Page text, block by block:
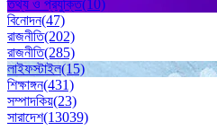
তথ্য ও প্রযুক্তি(10)
বিনোদন(47)
রাজনীতি(202)
রাজনীতি(285)
লাইফস্টাইল(15)
শিক্ষাঙ্গন(431)
সম্পাদকিয়(23)
সারাদেশ(13039)